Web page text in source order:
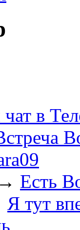
в
→ Есть
Я тут